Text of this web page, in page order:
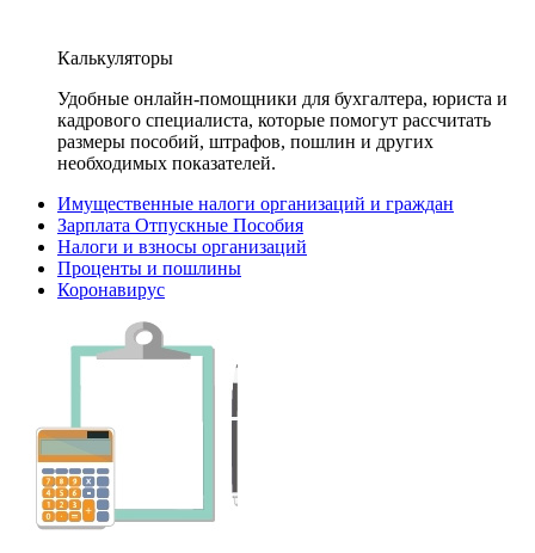
Калькуляторы
Удобные онлайн-помощники для бухгалтера, юриста и
кадрового специалиста, которые помогут рассчитать
размеры пособий, штрафов, пошлин и других
необходимых показателей.
Имущественные налоги организаций и граждан
Зарплата Отпускные Пособия
Налоги и взносы организаций
Проценты и пошлины
Коронавирус